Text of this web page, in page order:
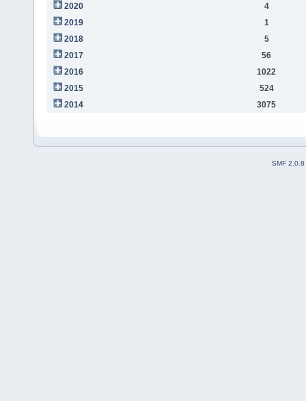
2020
4
2019
1
2018
5
2017
56
2016
1022
2015
524
2014
3075
SMF 2.0.8